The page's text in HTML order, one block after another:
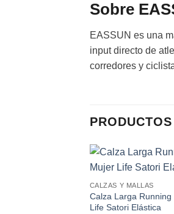
Sobre
EASSUN es una
input directo de
corredores y
CALZAS Y MALLAS
Calza Larga
Life Satori Elástica